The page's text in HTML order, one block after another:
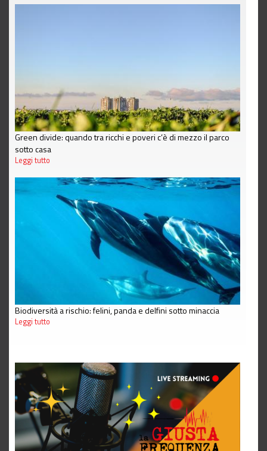
Green divide: quando tra ricchi e poveri c’è di mezzo il parco
sotto casa
Leggi tutto
Biodiversità a rischio: felini, panda e delfini sotto minaccia
Leggi tutto